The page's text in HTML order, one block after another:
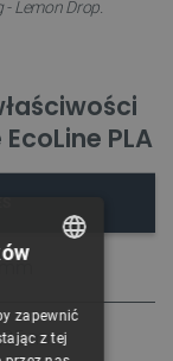
Lemon Drop.
PLA
mm
CZECH
zapewnić
z tej